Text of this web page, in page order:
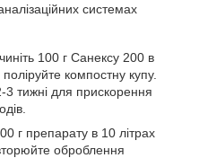
системах
100 г Санексу 200 в
компостну купу.
тижні для прискорення
г препарату в 10 літрах
оброблення